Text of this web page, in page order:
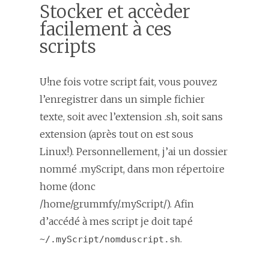
Stocker et accèder
facilement à ces
scripts
U!ne fois votre script fait, vous pouvez
l’enregistrer dans un simple fichier
texte, soit avec l’extension .sh, soit sans
extension (après tout on est sous
Linux!). Personnellement, j’ai un dossier
nommé .myScript, dans mon répertoire
home (donc
/home/grummfy/.myScript/). Afin
d’accédé à mes script je doit tapé
~/.myScript/nomduscript.sh.